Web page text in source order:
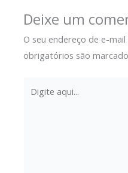
Deixe um
O seu endereço de e-
obrigatórios são
aqui...